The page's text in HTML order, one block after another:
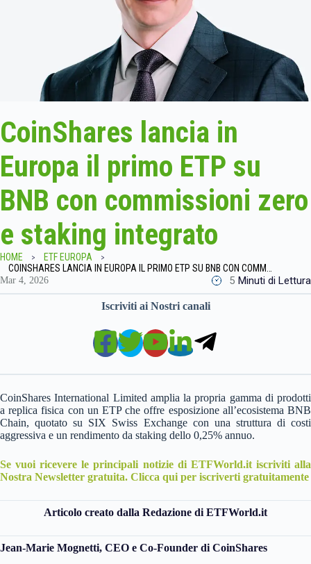
CoinShares lancia in
Europa il primo ETP su
BNB con commissioni zero
e staking integrato
HOME
ETF EUROPA
COINSHARES LANCIA IN EUROPA IL PRIMO ETP SU BNB CON COMMISSIONI ZERO E STAKING INTEGRATO
Mar 4, 2026 5 Minuti di Lettura
Iscriviti ai Nostri canali
CoinShares International Limited amplia la propria gamma di prodotti
a replica fisica con un ETP che offre esposizione all’ecosistema BNB
Chain, quotato su SIX Swiss Exchange con una struttura di costi
aggressiva e un rendimento da staking dello 0,25% annuo.
Se vuoi ricevere le principali notizie di ETFWorld.it iscriviti alla
Nostra Newsletter gratuita. Clicca qui per iscriverti gratuitamente
Articolo creato dalla Redazione di ETFWorld.it
Jean-Marie Mognetti, CEO e Co-Founder di CoinShares